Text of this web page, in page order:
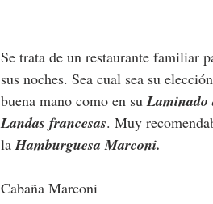
Se trata de un restaurante familiar
sus noches. Sea cual sea su
buena mano como en su Laminado
Landas francesas. Muy
la Hamburguesa Marconi.
Cabaña Marconi